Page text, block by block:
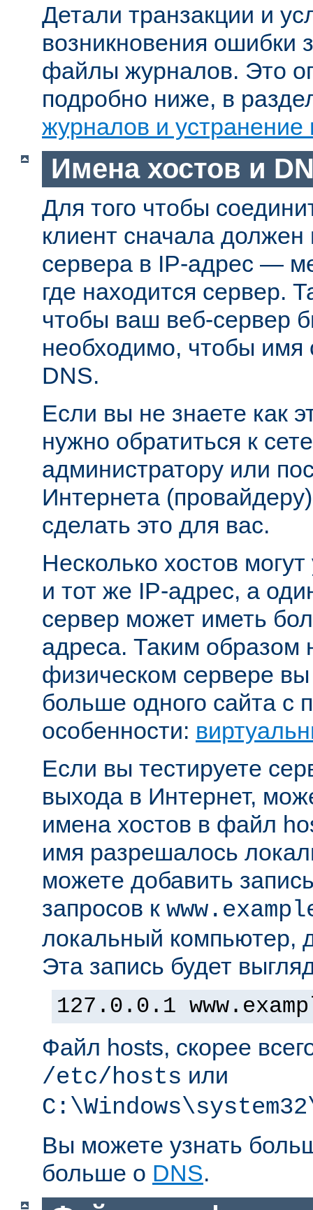
Детали транзакции и
возникновения ошибки
файлы журналов. Это
подробно ниже, в
журналов и устранение
Имена хостов и
Для того чтобы
клиент сначала
сервера в IP-адрес —
где находится сервер.
чтобы ваш веб-сервер
необходимо, чтобы имя
DNS.
Если вы не знаете как
нужно обратиться к
администратору или
Интернета
сделать это для вас.
Несколько хостов
и тот же IP-адрес, а
сервер может иметь
адреса. Таким образом
физическом сервере
больше одного сайта с
особенности:
Если вы тестируете
выхода в Интернет,
имена хостов в файл
имя разрешалось
можете добавить
запросов к
локальный компьютер,
Эта запись будет
127.0.0.1
Файл hosts, скорее
/etc/hosts или
Вы можете узнать
больше о DNS.